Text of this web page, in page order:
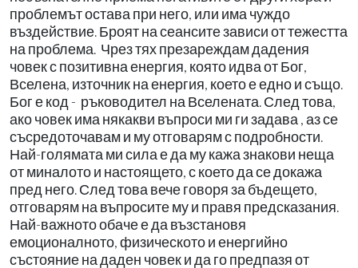
проблемът остава при него, или има чуждо
въздействие. Броят на сеансите зависи от тежестта
на проблема. Чрез тях презареждам дадения
човек с позитивна енергия, която идва от Бог,
Вселена, източник на енергия, което е едно и също.
Бог е код - ръководител на Вселената. След това,
ако човек има някакви въпроси ми ги задава , аз се
съсредоточавам и му отговарям с подробности.
Най-голямата ми сила е да му кажа знакови неща
от миналото и настоящето, с което да се докажа
пред него. След това вече говоря за бъдещето,
отговарям на въпросите му и правя предсказания.
Най-важното обаче е да възстановя
емоционалното, физическото и енергийно
състояние на даден човек и да го предпазя от